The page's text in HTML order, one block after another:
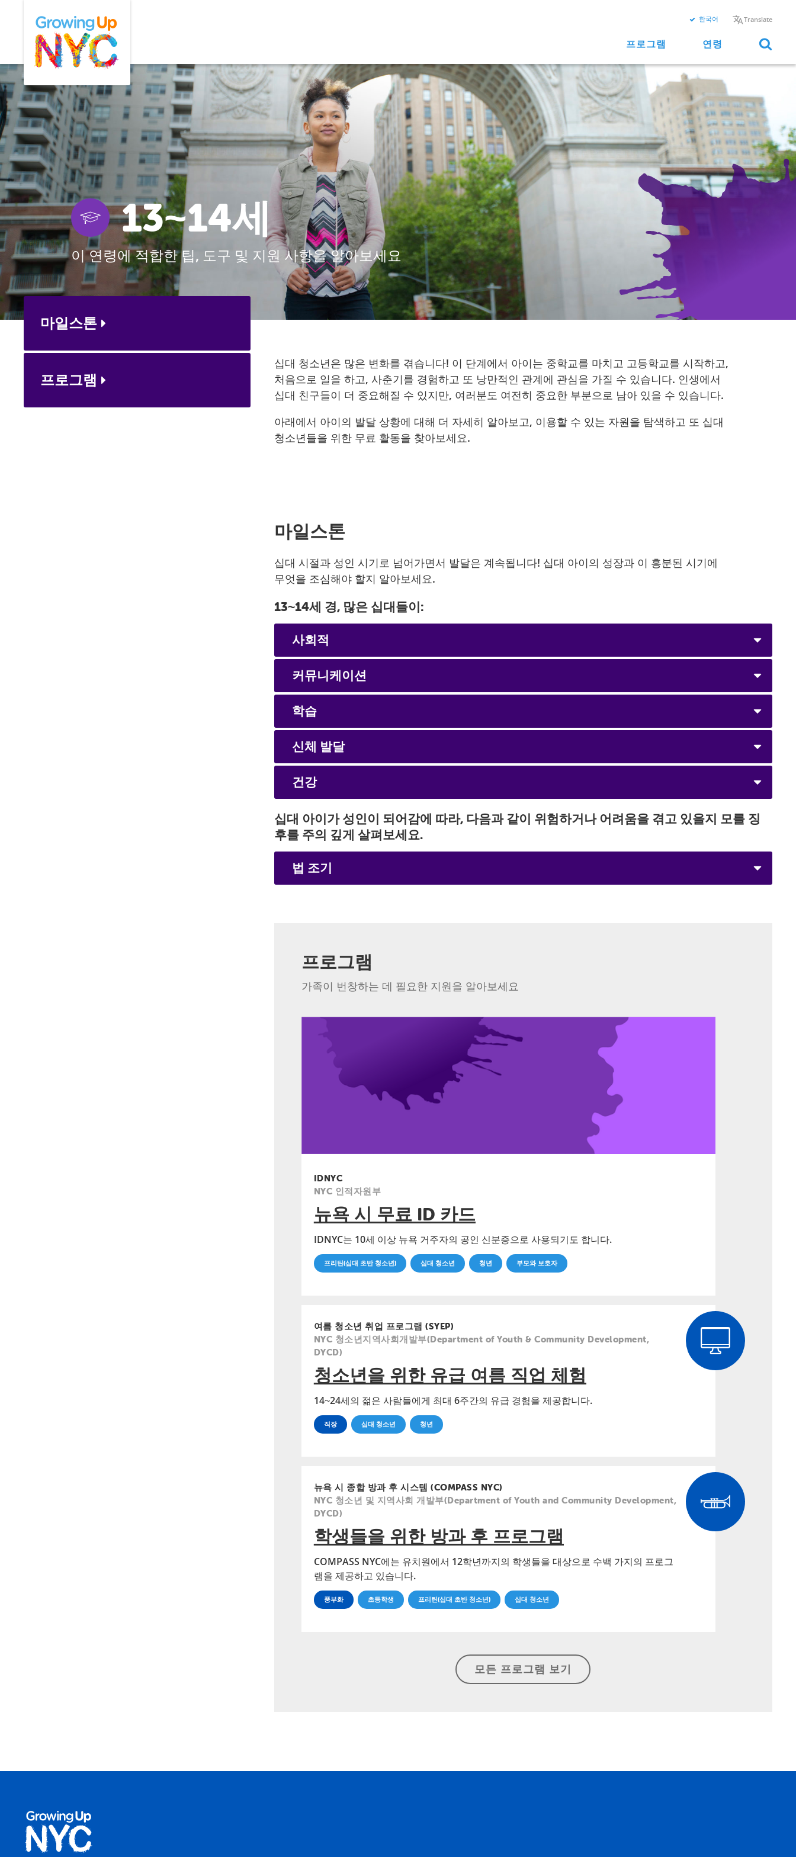
content
한국어 Translate
프로그램 연령
13~14세
이 연령에 적합한 팁, 도구 및 지원 사항을 알아보세요
마일스톤
프로그램
십대 청소년은 많은 변화를 겪습니다! 이 단계에서 아이는 중학교를 마치고 고등학교를 시작하고,
처음으로 일을 하고, 사춘기를 경험하고 또 낭만적인 관계에 관심을 가질 수 있습니다. 인생에서
십대 친구들이 더 중요해질 수 있지만, 여러분도 여전히 중요한 부분으로 남아 있을 수 있습니다.
아래에서 아이의 발달 상황에 대해 더 자세히 알아보고, 이용할 수 있는 자원을 탐색하고 또 십대
청소년들을 위한 무료 활동을 찾아보세요.
마일스톤
십대 시절과 성인 시기로 넘어가면서 발달은 계속됩니다! 십대 아이의 성장과 이 흥분된 시기에
무엇을 조심해야 할지 알아보세요.
13~14세 경, 많은 십대들이:
사회적
감정과 행동을 더 잘 제어한다
이성과의 친구 관계를 발달시키기 시작한다
옳고 그름에 관한 이슈에 더 많이 관심을 기울인다
커뮤니케이션
비유적 언어와 문자적 언어 사이의 차이를 이해한다
여러 다른 맥락에서 단어를 어떻게 사용할 수 있는지 이해한다
학습
여러 종류의 책을 읽고 자신의 생각을 글로 쓴다
더 많은 어휘를 사용해 복잡한 아이디어를 말로 표현한다
신체 발달
성에 대해 인지한다
데오도란트를 사용한다
사춘기 징후를 보인다
건강
매일 곡류를 6~8온스 먹는다(베이글 1개와 라이스 1컵 등)
매일 채소를 2와 1/2~3컵 먹는다(큰 피망 1개와 큰 셀러리 줄기 2대 등)
매일 과일을 1과 1/2~2컵 먹는다(바나나 1개와 건과일 1/2컵 등)
매일 1시간의 신체활동을 한다
십대 아이가 성인이 되어감에 따라, 다음과 같이 위험하거나 어려움을 겪고 있을지 모를 징
후를 주의 깊게 살펴보세요.
법 조기
혼자 너무 많은 시간을 보낸다
프로그램
가족이 번창하는 데 필요한 지원을 알아보세요
IDNYC
NYC 인적자원부
뉴욕 시 무료 ID 카드
IDNYC는 10세 이상 뉴욕 거주자의 공인 신분증으로 사용되기도 합니다.
프리틴(십대 초반 청소년) 십대 청소년 청년 부모와 보호자
여름 청소년 취업 프로그램 (SYEP)
NYC 청소년지역사회개발부(Department of Youth & Community Development,
DYCD)
청소년을 위한 유급 여름 직업 체험
14~24세의 젊은 사람들에게 최대 6주간의 유급 경험을 제공합니다.
직장 십대 청소년 청년
뉴욕 시 종합 방과 후 시스템 (COMPASS NYC)
NYC 청소년 및 지역사회 개발부(Department of Youth and Community Development,
DYCD)
학생들을 위한 방과 후 프로그램
COMPASS NYC에는 유치원에서 12학년까지의 학생들을 대상으로 수백 가지의 프로그
램을 제공하고 있습니다.
풍부화 초등학생 프리틴(십대 초반 청소년) 십대 청소년
모든 프로그램 보기